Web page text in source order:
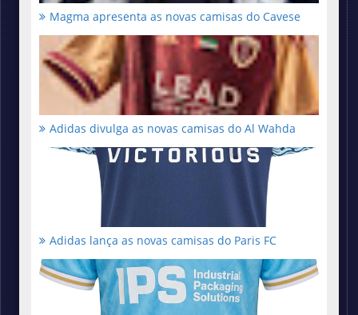
Magma apresenta as novas camisas do Cavese
Adidas divulga as novas camisas do Al Wahda
Adidas lança as novas camisas do Paris FC